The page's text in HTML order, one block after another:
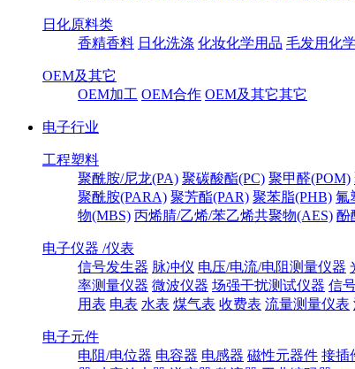
日化原料类
香精香料 日化洗涤 化妆化学用品 毛发用化
OEM及其它
OEM加工 OEM合作 OEM及其它其它
电子行业
工程塑料
聚酰胺/尼龙(PA) 聚碳酸酯(PC) 聚甲醛(POM)
聚酰胺(PARA) 聚芳酯(PAR) 聚苯脂(PHB) 氟
物(MBS) 丙烯腈/乙烯/苯乙烯共聚物(AES) 酚
电子仪器 /仪表
信号发生器 脉冲仪 电压/电流/电阻测量仪器
率测量仪器 微波仪器 场强干扰测试仪器 信
用表 电表 水表 煤气表 收费表 流量测量仪表
电子元件
电阻/电位器 电容器 电感器 磁性元器件 接插